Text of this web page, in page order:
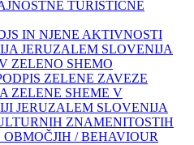
TURISTIČNE
IN NJENE AKTIVNOSTI
JERUZALEM SLOVENIJA
ZELENO SHEMO
ZELENE ZAVEZE
ZELENE SHEME V
JERUZALEM SLOVENIJA
ZNAMENITOSTIH
/ BEHAVIOUR